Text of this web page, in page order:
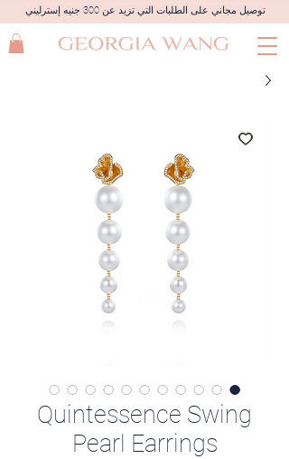
توصيل مجاني على الطلبات التي تزيد عن 300 جنيه إسترليني
Quintessence Swing
Pearl Earrings